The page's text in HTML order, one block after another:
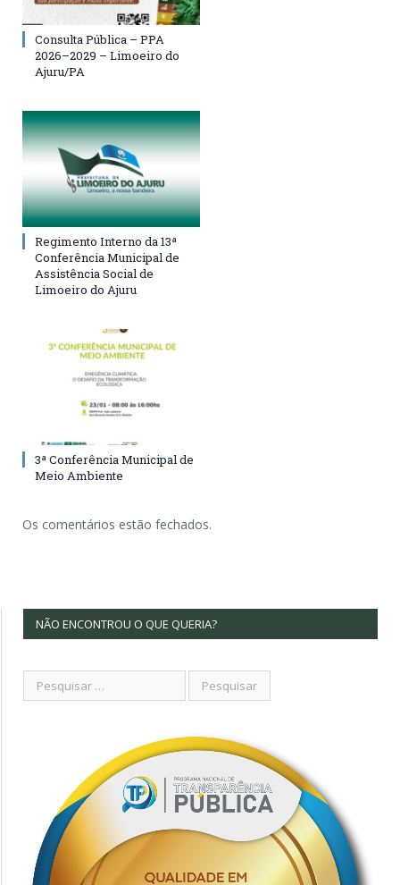
Consulta Pública – PPA
2026–2029 – Limoeiro do
Ajuru/PA
Regimento Interno da 13ª
Conferência Municipal de
Assistência Social de
Limoeiro do Ajuru
3ª Conferência Municipal de
Meio Ambiente
Os comentários estão fechados.
NÃO ENCONTROU O QUE QUERIA?